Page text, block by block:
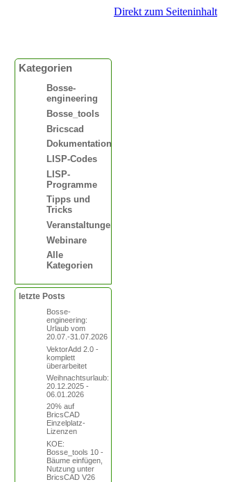
Direkt zum Seiteninhalt
Kategorien
Bosse-
engineering
Bosse_tools
Bricscad
Dokumentationen
LISP-Codes
LISP-
Programme
Tipps und
Tricks
Veranstaltungen
Webinare
Alle
Kategorien
letzte Posts
Bosse-
engineering:
Urlaub vom
20.07.-31.07.2026
VektorAdd 2.0 -
komplett
überarbeitet
Weihnachtsurlaub:
20.12.2025 -
06.01.2026
20% auf
BricsCAD
Einzelplatz-
Lizenzen
KOE:
Bosse_tools 10 -
Bäume einfügen,
Nutzung unter
BricsCAD V26